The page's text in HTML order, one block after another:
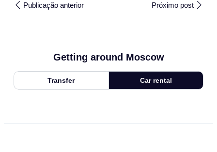
Publicação anterior Próximo post
Getting around Moscow
Transfer Car rental